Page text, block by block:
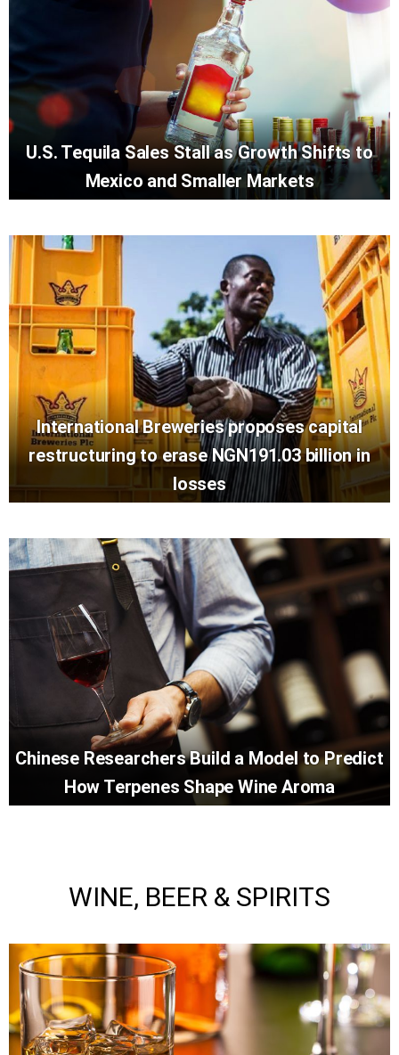
U.S. Tequila Sales Stall as Growth Shifts to
Mexico and Smaller Markets
International Breweries proposes capital
restructuring to erase NGN191.03 billion in
losses
Chinese Researchers Build a Model to Predict
How Terpenes Shape Wine Aroma
WINE, BEER & SPIRITS